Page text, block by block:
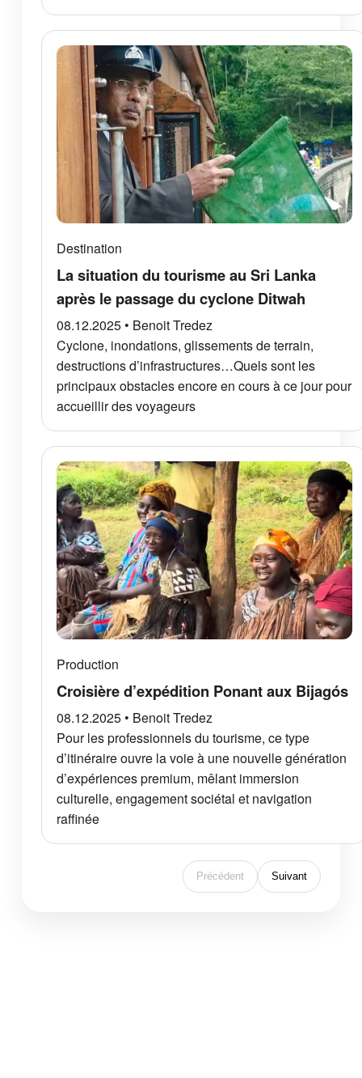
Destination
La situation du tourisme au Sri Lanka
après le passage du cyclone Ditwah
08.12.2025 • Benoit Tredez
Cyclone, inondations, glissements de terrain,
destructions d’infrastructures…Quels sont les
principaux obstacles encore en cours à ce jour pour
accueillir des voyageurs
Production
Croisière d’expédition Ponant aux Bijagós
08.12.2025 • Benoit Tredez
Pour les professionnels du tourisme, ce type
d’itinéraire ouvre la voie à une nouvelle génération
d’expériences premium, mêlant immersion
culturelle, engagement sociétal et navigation
raffinée
Précédent Suivant